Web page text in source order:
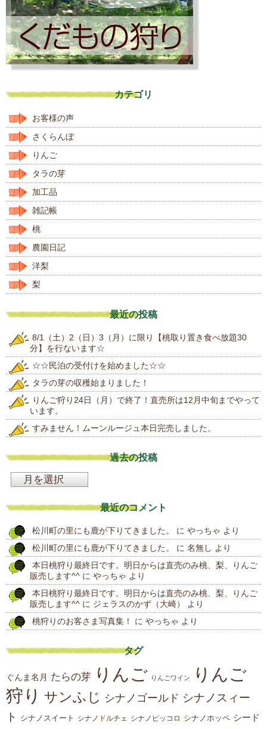
カテゴリ
お客様の声
さくらんぼ
りんご
タラの芽
加工品
雑記帳
桃
農園日記
洋梨
梨
最近の投稿
8/1（土）2（日）3（月）に限り【桃取り置き食べ放題30
分】を行ないます☆
☆☆民泊の受付けを始めました☆☆
タラの芽の収穫始まりました！
りんご狩り24日（月）で終了！直売所は12月中旬までやって
います。
すみません！ムーンルージュ本日完売しました。
過去の投稿
投
稿
最近のコメント
松川町の里にも鹿が下りてきました。 に やっちゃ より
松川町の里にも鹿が下りてきました。
に 名無し より
本日桃狩り最終日です。明日からは直売のみ桃、梨、りんご
販売します^^ に やっちゃ より
本日桃狩り最終日です。明日からは直売のみ桃、梨、りんご
販売します^^ に ジェラスのかず（大崎）
より
桃狩りのお客さま写真集！
に やっちゃ より
タグ
ぐんま名月 たらの芽 りんご りんごワイン
りんご
狩り サンふじ シナノゴールド シナノスィー
ト
シナノスイート シナノドルチェ シナノピッコロ シナノホッペ シード